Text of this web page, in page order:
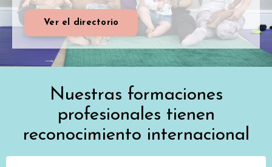
Ver el directorio
Nuestras formaciones
profesionales tienen
reconocimiento internacional